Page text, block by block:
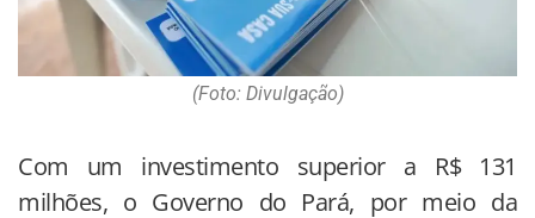
(Foto: Divulgação)
Com um investimento superior a R$ 131
milhões, o Governo do Pará, por meio da